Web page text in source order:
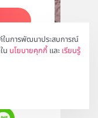
นการพัฒนาประสบการณ์
น นโยบายคุกกี้ และ เรียนรู้